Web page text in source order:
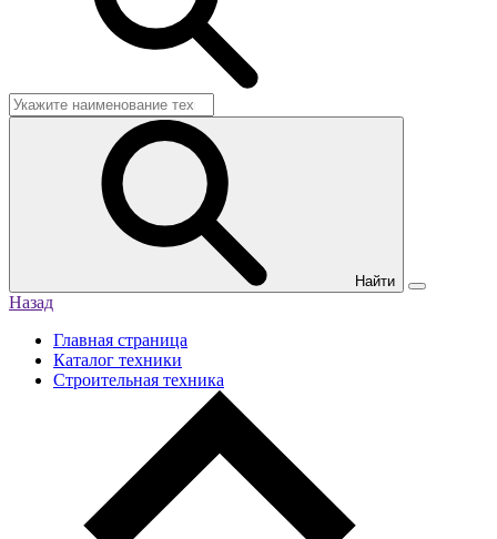
Найти
Назад
Главная страница
Каталог техники
Строительная техника